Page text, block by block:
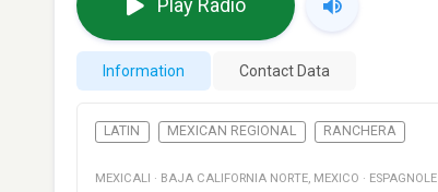
Play Radio
Information Contact Data
LATIN MEXICAN REGIONAL RANCHERA
MEXICALI · BAJA CALIFORNIA NORTE, MEXICO · ESPAGNOLE